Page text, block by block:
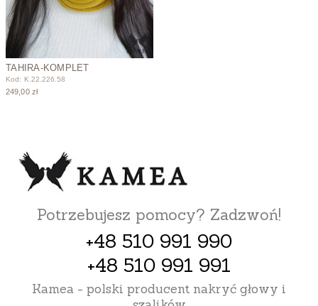
TAHIRA-KOMPLET
Kod: K.22.226.58
249,00 zł
Potrzebujesz pomocy? Zadzwoń!
+48 510 991 990
+48 510 991 991
Kamea - polski producent nakryć głowy i